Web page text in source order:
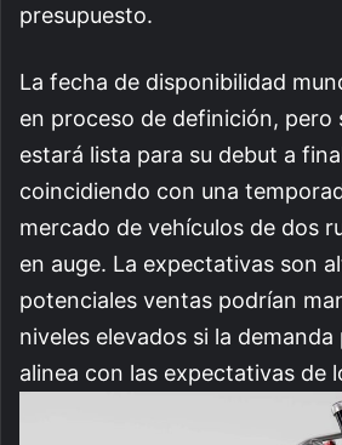
presupuesto.
La fecha de disponibilidad
en proceso de definición, pero
estará lista para su debut a
coincidiendo con una
mercado de vehículos de dos
en auge. La expectativas son
potenciales ventas podrían
niveles elevados si la
alinea con las expectativas de